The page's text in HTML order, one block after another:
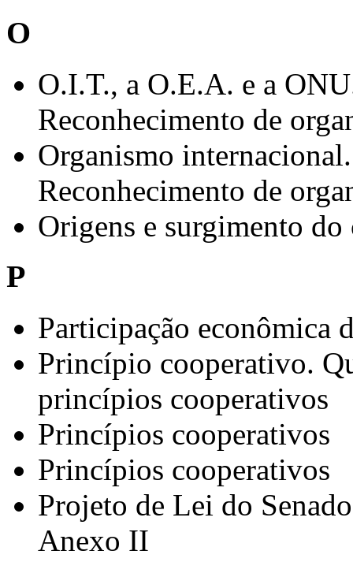
O
O.I.T., a O.E.A. e a
Reconhecimento de
Organismo
Reconhecimento de
Origens e surgimento
P
Participação econômica
Princípio cooperativo.
princípios cooperativos
Princípios cooperativos
Princípios cooperativos
Projeto de Lei do
Anexo II